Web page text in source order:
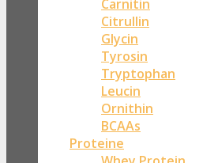
Carnitin
Citrullin
Glycin
Tyrosin
Tryptophan
Leucin
Ornithin
BCAAs
Proteine